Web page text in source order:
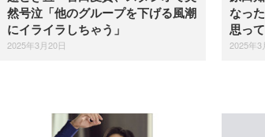
然号泣「他のグループを下げる風潮
にイライラしちゃう」
2025年3月20日
なっ
思って
2025年3